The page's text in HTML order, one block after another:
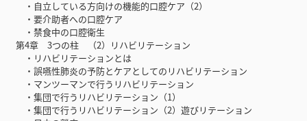
・自立している方向けの機能的口腔ケア（2）
・要介助者への口腔ケア
・禁食中の口腔衛生
第4章 3つの柱 （2）リハビリテーション
・リハビリテーションとは
・誤嚥性肺炎の予防とケアとしてのリハビリテーション
・マンツーマンで行うリハビリテーション
・集団で行うリハビリテーション（1）
・集団で行うリハビリテーション（2）遊びリテーション